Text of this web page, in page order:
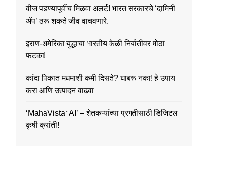
वीज पडण्यापूर्वीच मिळवा अलर्ट! भारत सरकारचे ‘दामिनी
ॲप’ ठरू शकते जीव वाचवणारे.
इराण-अमेरिका युद्धाचा भारतीय केळी निर्यातीवर मोठा
फटका!
कांदा पिकात मधमाशी कमी दिसते? घाबरू नका! हे उपाय
करा आणि उत्पादन वाढवा
‘MahaVistar AI’ – शेतकऱ्यांच्या प्रगतीसाठी डिजिटल
कृषी क्रांती!